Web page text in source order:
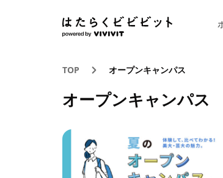
TOP オープンキャンパス
オープンキャンパス